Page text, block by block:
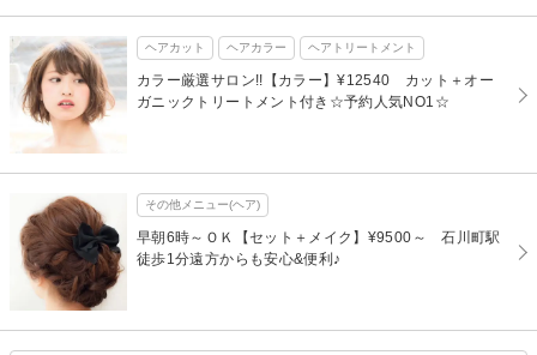
ヘアカット ヘアカラー ヘアトリートメント
カラー厳選サロン!!【カラー】¥12540 カット＋オー
ガニックトリートメント付き☆予約人気NO1☆
その他メニュー(ヘア)
早朝6時～ＯＫ【セット＋メイク】¥9500～ 石川町駅
徒歩1分遠方からも安心&便利♪